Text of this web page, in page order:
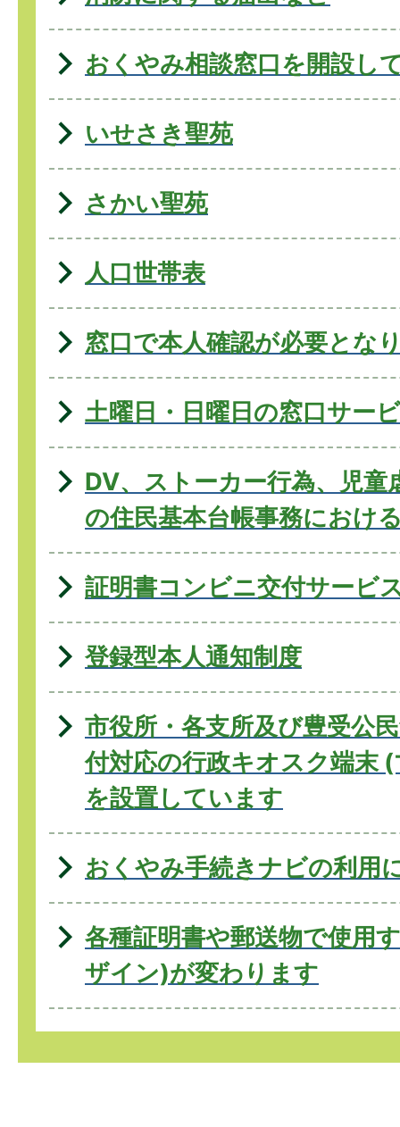
おくやみ相談窓口を開設し
いせさき聖苑
さかい聖苑
人口世帯表
窓口で本人確認が必要とな
土曜日・日曜日の窓口サー
DV、ストーカー⾏為、児童
の住⺠基本台帳事務におけ
証明書コンビニ交付サービ
登録型本人通知制度
市役所・各支所及び豊受公
付対応の行政キオスク端末
を設置しています
おくやみ手続きナビの利用
各種証明書や郵送物で使用
ザイン)が変わります